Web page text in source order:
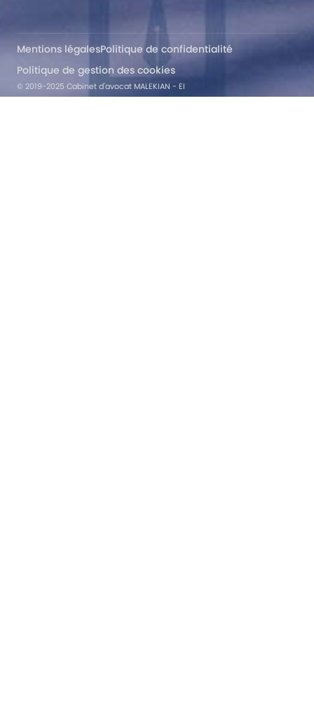
© 2019-2025 Cabinet d'avocat MALEKIAN - EI
Mentions légalesPolitique de confidentialité
Politique de gestion des cookies